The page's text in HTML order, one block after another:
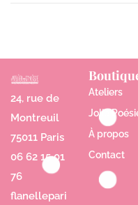
24, rue de
Montreuil
75011 Paris
06 62 15 01
76
flanellepari
Ateliers
Jolie
À propos
Contact